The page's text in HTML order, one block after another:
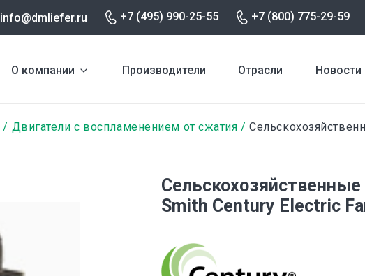
info@dmliefer.ru +7 (495) 990-25-55 +7 (800) 775-29-59
О компании Производители Отрасли Новости
Двигатели с воспламенением от сжатия
Сельскохозяйственные
Smith Century Electric